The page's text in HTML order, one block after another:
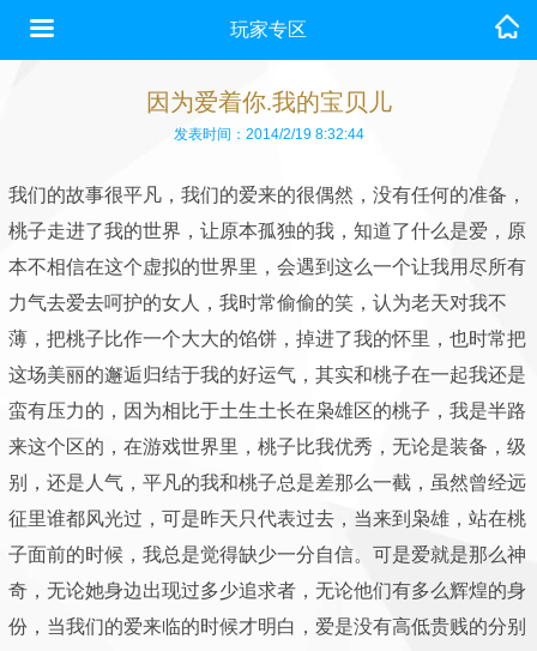
玩家专区
因为爱着你.我的宝贝儿
发表时间：2014/2/19 8:32:44
我们的故事很平凡，我们的爱来的很偶然，没有任何的准备，
桃子走进了我的世界，让原本孤独的我，知道了什么是爱，原
本不相信在这个虚拟的世界里，会遇到这么一个让我用尽所有
力气去爱去呵护的女人，我时常偷偷的笑，认为老天对我不
薄，把桃子比作一个大大的馅饼，掉进了我的怀里，也时常把
这场美丽的邂逅归结于我的好运气，其实和桃子在一起我还是
蛮有压力的，因为相比于土生土长在枭雄区的桃子，我是半路
来这个区的，在游戏世界里，桃子比我优秀，无论是装备，级
别，还是人气，平凡的我和桃子总是差那么一截，虽然曾经远
征里谁都风光过，可是昨天只代表过去，当来到枭雄，站在桃
子面前的时候，我总是觉得缺少一分自信。可是爱就是那么神
奇，无论她身边出现过多少追求者，无论他们有多么辉煌的身
份，当我们的爱来临的时候才明白，爱是没有高低贵贱的分别